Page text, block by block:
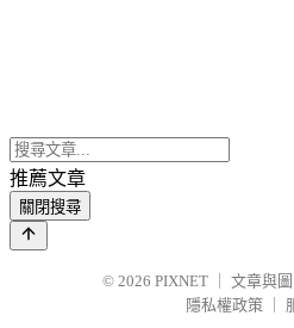
推薦文章
關閉搜尋
© 2026 PIXNET
文章與
隱私權政策